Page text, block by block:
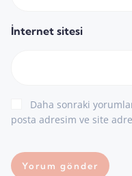
İnternet sitesi
Daha sonraki
posta adresim ve site